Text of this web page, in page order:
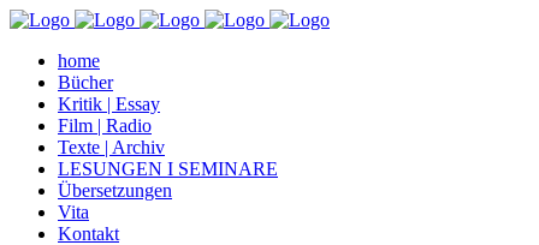
home
Bücher
Kritik | Essay
Film | Radio
Texte | Archiv
LESUNGEN I SEMINARE
Übersetzungen
Vita
Kontakt